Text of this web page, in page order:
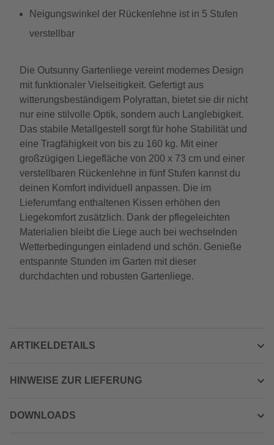
Neigungswinkel der Rückenlehne ist in 5 Stufen
verstellbar
Die Outsunny Gartenliege vereint modernes Design
mit funktionaler Vielseitigkeit. Gefertigt aus
witterungsbeständigem Polyrattan, bietet sie dir nicht
nur eine stilvolle Optik, sondern auch Langlebigkeit.
Das stabile Metallgestell sorgt für hohe Stabilität und
eine Tragfähigkeit von bis zu 160 kg. Mit einer
großzügigen Liegefläche von 200 x 73 cm und einer
verstellbaren Rückenlehne in fünf Stufen kannst du
deinen Komfort individuell anpassen. Die im
Lieferumfang enthaltenen Kissen erhöhen den
Liegekomfort zusätzlich. Dank der pflegeleichten
Materialien bleibt die Liege auch bei wechselnden
Wetterbedingungen einladend und schön. Genieße
entspannte Stunden im Garten mit dieser
durchdachten und robusten Gartenliege.
ARTIKELDETAILS
HINWEISE ZUR LIEFERUNG
DOWNLOADS